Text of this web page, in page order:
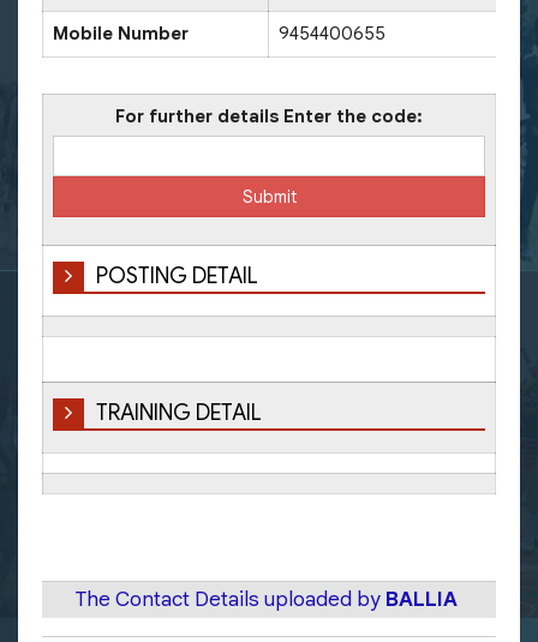
Mobile Number 9454400655
For further details Enter the code:
POSTING DETAIL
TRAINING DETAIL
The Contact Details uploaded by BALLIA